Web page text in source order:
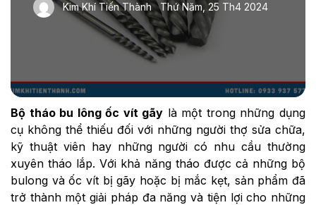
Kim Khí Tiến Thành Thứ Năm, 25 Th4 2024
Bộ tháo bu lông ốc vít gãy là một trong những dụng
cụ không thể thiếu đối với những người thợ sửa chữa,
kỹ thuật viên hay những người có nhu cầu thường
xuyên tháo lắp. Với khả năng tháo được cả những bộ
bulong và ốc vít bị gãy hoặc bị mắc kẹt, sản phẩm đã
trở thành một giải pháp đa năng và tiện lợi cho những